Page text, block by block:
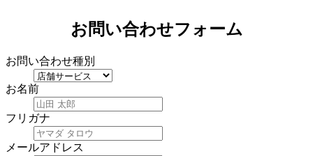
お問い合わせフォーム
お問い合わせ種別
お名前
フリガナ
メールアドレス